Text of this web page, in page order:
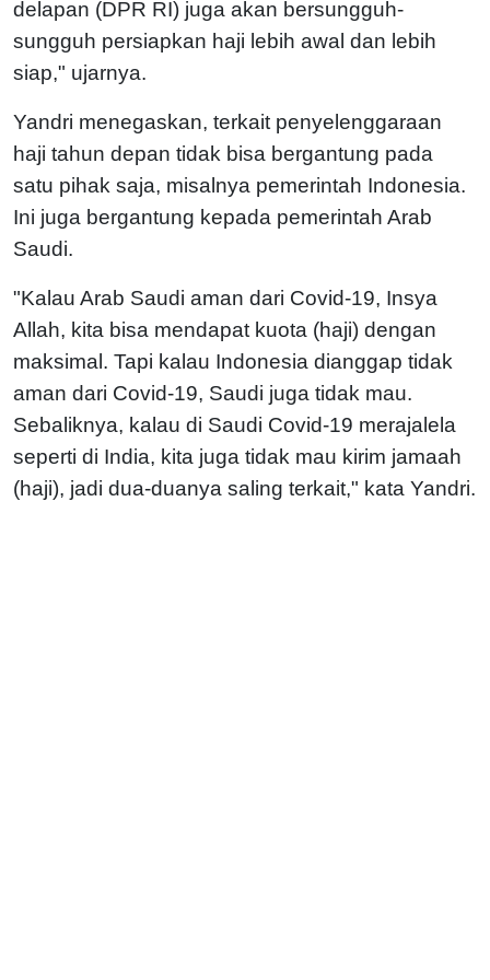
delapan (DPR RI) juga akan bersungguh-
sungguh persiapkan haji lebih awal dan lebih
siap," ujarnya.
Yandri menegaskan, terkait penyelenggaraan
haji tahun depan tidak bisa bergantung pada
satu pihak saja, misalnya pemerintah Indonesia.
Ini juga bergantung kepada pemerintah Arab
Saudi.
"Kalau Arab Saudi aman dari Covid-19, Insya
Allah, kita bisa mendapat kuota (haji) dengan
maksimal. Tapi kalau Indonesia dianggap tidak
aman dari Covid-19, Saudi juga tidak mau.
Sebaliknya, kalau di Saudi Covid-19 merajalela
seperti di India, kita juga tidak mau kirim jamaah
(haji), jadi dua-duanya saling terkait," kata Yandri.